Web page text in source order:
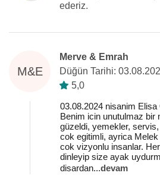
ederiz.
M&E
Merve & Emrah
Düğün Tarihi:
5,0
03.08.2024 nisanim
Benim icin unutulmaz bir
güzeldi, yemekler,
cok egitimli, ayrica
cok vizyonlu insanlar.
dinleyip size ayak
disardan...devam